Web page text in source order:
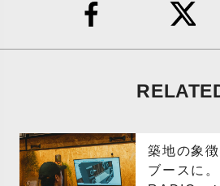
築地の象
ブースに